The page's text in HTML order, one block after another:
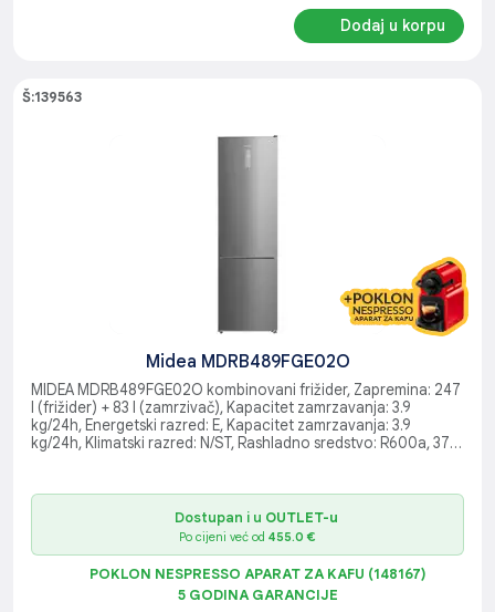
Dodaj u korpu
Š:139563
Midea MDRB489FGE02O
MIDEA MDRB489FGE02O kombinovani frižider, Zapremina: 247
l (frižider) + 83 l (zamrzivač), Kapacitet zamrzavanja: 3.9
kg/24h, Energetski razred: E, Kapacitet zamrzavanja: 3.9
kg/24h, Klimatski razred: N/ST, Rashladno sredstvo: R600a, 37
Dostupan i u OUTLET-u
Po cijeni već od 455.0 €
POKLON NESPRESSO APARAT ZA KAFU (148167)
5 GODINA GARANCIJE